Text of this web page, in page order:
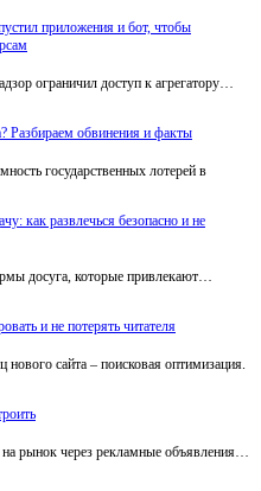
приложения и бот, чтобы
ограничил доступ к агрегатору…
Разбираем обвинения и факты
государственных лотерей в
как развлечься безопасно и не
досуга, которые привлекают…
и не потерять читателя
нового сайта – поисковая оптимизация.
рынок через рекламные объявления…